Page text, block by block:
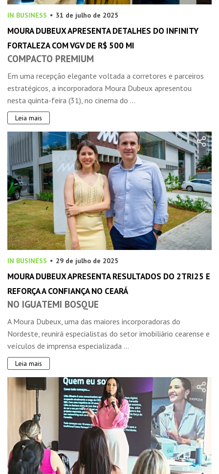
IN BUSINESS 31 de julho de 2025
MOURA DUBEUX APRESENTA DETALHES DO INFINITY
FORTALEZA COM VGV DE R$ 500 MI
COMPACTO PREMIUM
Em uma recepção elegante voltada a corretores e parceiros
estratégicos, a incorporadora Moura Dubeux apresentou
nesta quinta-feira (31), no cinema do ...
Leia mais
IN BUSINESS 29 de julho de 2025
MOURA DUBEUX APRESENTA RESULTADOS DO 2TRI25 E
REFORÇA A CONFIANÇA NO CEARÁ
NO IGUATEMI BOSQUE
A Moura Dubeux, uma das maiores incorporadoras do
Nordeste, reunirá especialistas do setor imobiliário cearense e
veículos de imprensa especializada ...
Leia mais